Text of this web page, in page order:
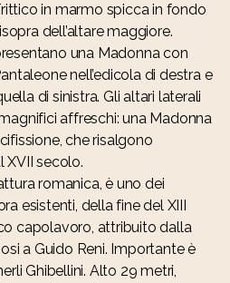
in marmo spicca in fondo
dell’altare maggiore.
una Madonna con
nell’edicola di destra e
di sinistra. Gli altari laterali
affreschi: una Madonna
che risalgono
XVII secolo.
romanica, è uno dei
esistenti, della fine del XIII
capolavoro, attribuito dalla
a Guido Reni. Importante è
Ghibellini. Alto 29 metri,